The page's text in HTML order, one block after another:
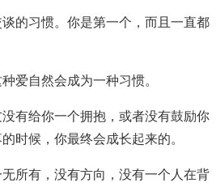
的习惯。你是第一个，而且一直都
爱自然会成为一种习惯。
有给你一个拥抱，或者没有鼓励你
时候，你最终会成长起来的。
所有，没有方向，没有一个人在背